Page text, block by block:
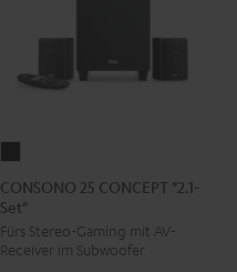
25
CONCEPT
"2.1-
Set"
CONSONO 25 CONCEPT "2.1-
Set"
Fürs Stereo-Gaming mit AV-
Receiver im Subwoofer